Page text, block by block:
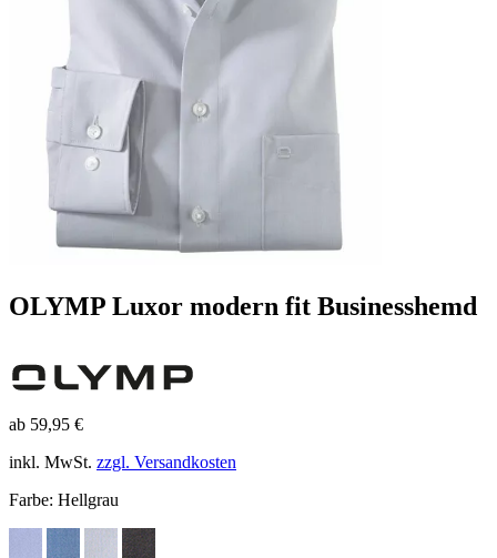
OLYMP Luxor modern fit Businesshemd
ab 59,95 €
inkl. MwSt. zzgl. Versandkosten
Farbe: Hellgrau